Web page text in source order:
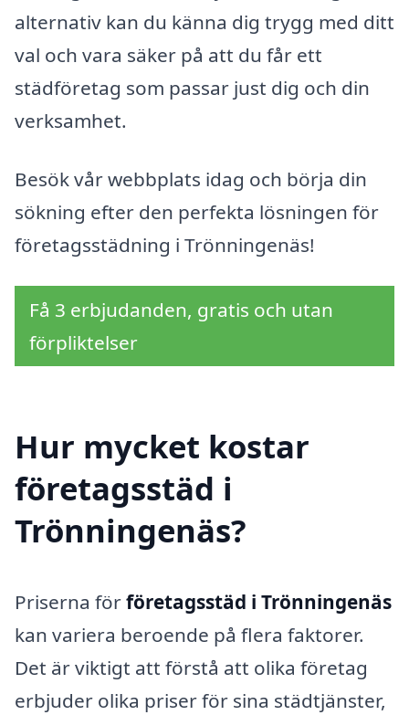
alternativ kan du känna dig trygg med ditt
val och vara säker på att du får ett
städföretag som passar just dig och din
verksamhet.
Besök vår webbplats idag och börja din
sökning efter den perfekta lösningen för
företagsstädning i Trönningenäs!
Få 3 erbjudanden, gratis och utan
förpliktelser
Hur mycket kostar
företagsstäd i
Trönningenäs?
Priserna förföretagsstäd i Trönningenäs
kan variera beroende på flera faktorer.
Det är viktigt att förstå att olika företag
erbjuder olika priser för sina städtjänster,